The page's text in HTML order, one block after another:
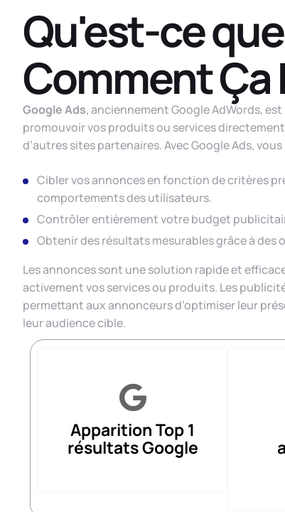
Qu'est-ce
Comment
Google Ads, anciennement Google AdWords,
promouvoir vos produits ou services
d’autres sites partenaires. Avec Google Ads,
Cibler vos annonces en fonction de critères
comportements des utilisateurs.
Contrôler entièrement votre budget
Obtenir des résultats mesurables grâce à
Les annonces sont une solution rapide et
activement vos services ou produits. Les
permettant aux annonceurs d’optimiser leur
leur audience cible.
Apparition Top 1
résultats Google